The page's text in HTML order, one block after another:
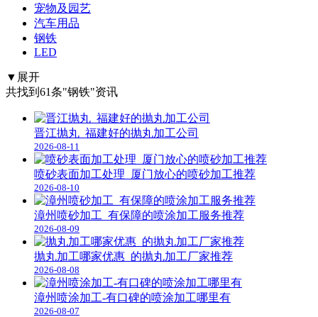
宠物及园艺
汽车用品
钢铁
LED
▼展开
共找到61条"钢铁"资讯
晋江抛丸_福建好的抛丸加工公司
2026-08-11
喷砂表面加工处理_厦门放心的喷砂加工推荐
2026-08-10
漳州喷砂加工_有保障的喷涂加工服务推荐
2026-08-09
抛丸加工哪家优惠_的抛丸加工厂家推荐
2026-08-08
漳州喷涂加工-有口碑的喷涂加工哪里有
2026-08-07